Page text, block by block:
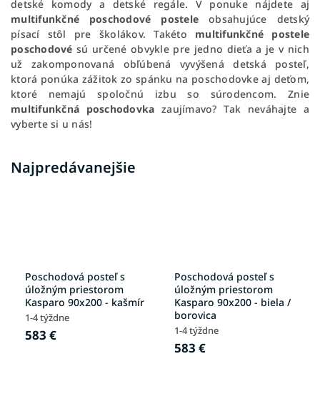
detské komody a detské regále. V ponuke nájdete aj
multifunkčné poschodové postele obsahujúce detský
písací stôl pre školákov. Takéto multifunkčné postele
poschodové sú určené obvykle pre jedno dieťa a je v nich
už zakomponovaná obľúbená vyvýšená detská posteľ,
ktorá ponúka zážitok zo spánku na poschodovke aj deťom,
ktoré nemajú spoločnú izbu so súrodencom. Znie
multifunkčná poschodovka zaujímavo? Tak neváhajte a
vyberte si u nás!
Najpredávanejšie
Poschodová posteľ s
úložným priestorom
Kasparo 90x200 - kašmír
1-4 týždne
583 €
Poschodová posteľ s
úložným priestorom
Kasparo 90x200 - biela /
borovica
1-4 týždne
583 €